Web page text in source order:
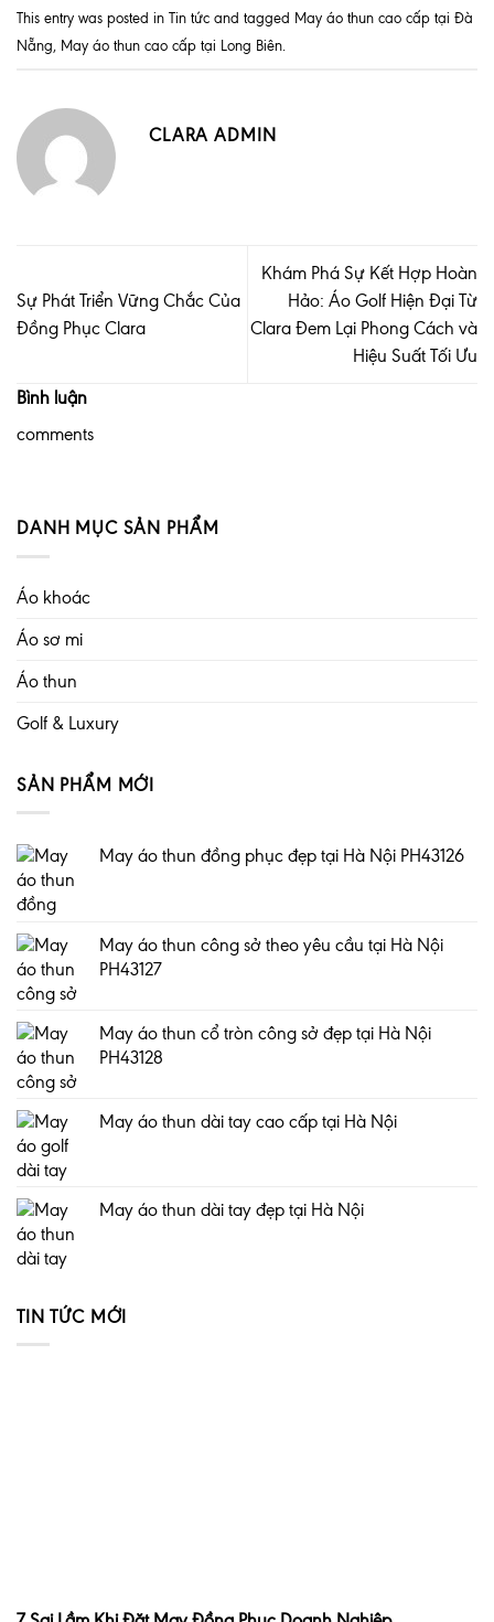
This entry was posted in Tin tức and tagged May áo thun cao cấp tại Đà
Nẵng, May áo thun cao cấp tại Long Biên.
CLARA ADMIN
Sự Phát Triển Vững Chắc Của
Đồng Phục Clara
Khám Phá Sự Kết Hợp Hoàn
Hảo: Áo Golf Hiện Đại Từ
Clara Đem Lại Phong Cách và
Hiệu Suất Tối Ưu
Bình luận
comments
DANH MỤC SẢN PHẨM
Áo khoác
Áo sơ mi
Áo thun
Golf & Luxury
SẢN PHẨM MỚI
May áo thun đồng phục đẹp tại Hà Nội PH43126
May áo thun công sở theo yêu cầu tại Hà Nội
PH43127
May áo thun cổ tròn công sở đẹp tại Hà Nội
PH43128
May áo thun dài tay cao cấp tại Hà Nội
May áo thun dài tay đẹp tại Hà Nội
TIN TỨC MỚI